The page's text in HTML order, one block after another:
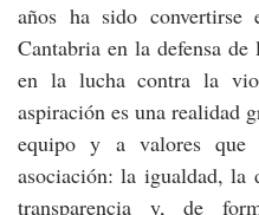
años ha sido convertirse
Cantabria en la defensa
en la lucha contra la
aspiración es una realidad
equipo y a valores
asociación: la igualdad,
transparencia y, de